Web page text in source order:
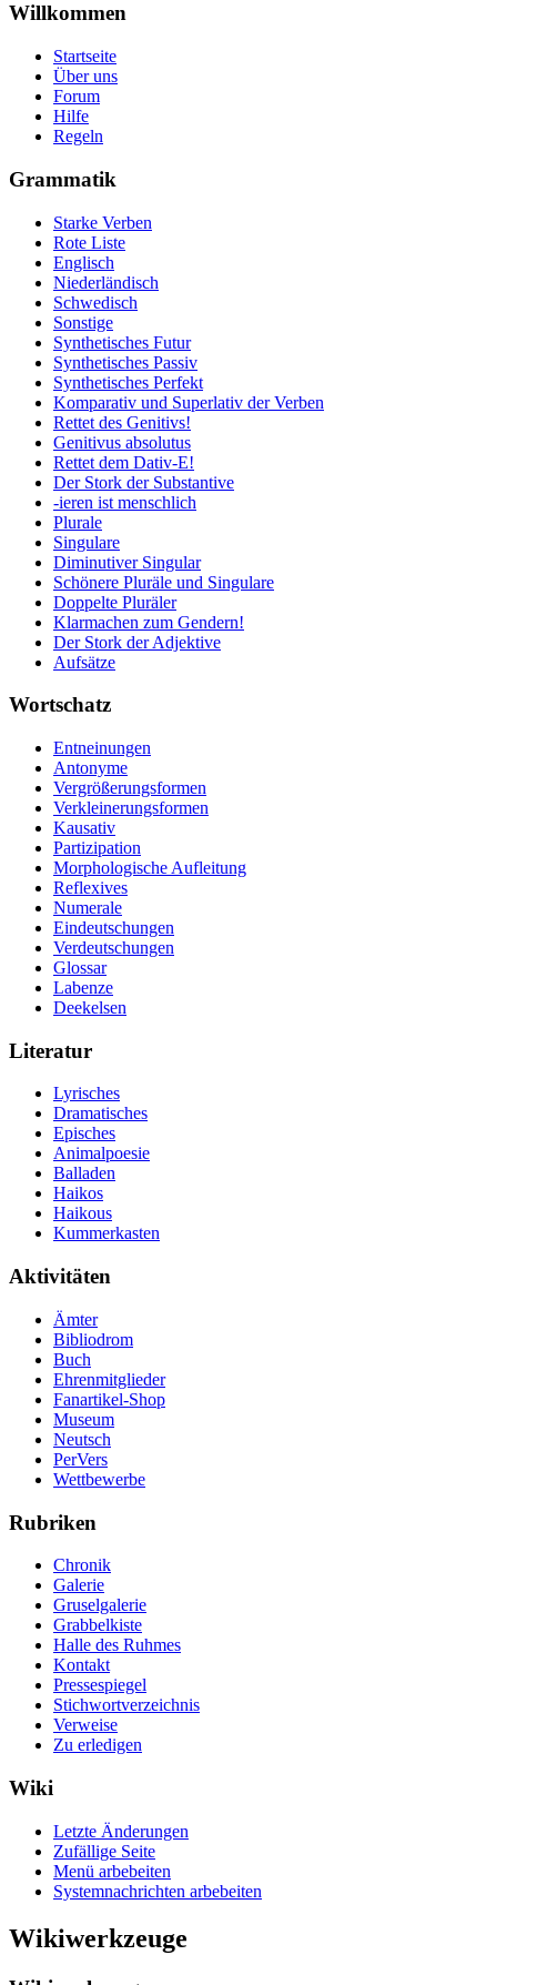
Willkommen
Startseite
Über uns
Forum
Hilfe
Regeln
Grammatik
Starke Verben
Rote Liste
Englisch
Niederländisch
Schwedisch
Sonstige
Synthetisches Futur
Synthetisches Passiv
Synthetisches Perfekt
Komparativ und Superlativ der Verben
Rettet des Genitivs!
Genitivus absolutus
Rettet dem Dativ-E!
Der Stork der Substantive
-ieren ist menschlich
Plurale
Singulare
Diminutiver Singular
Schönere Pluräle und Singulare
Doppelte Pluräler
Klarmachen zum Gendern!
Der Stork der Adjektive
Aufsätze
Wortschatz
Entneinungen
Antonyme
Vergrößerungsformen
Verkleinerungsformen
Kausativ
Partizipation
Morphologische Aufleitung
Reflexives
Numerale
Eindeutschungen
Verdeutschungen
Glossar
Labenze
Deekelsen
Literatur
Lyrisches
Dramatisches
Episches
Animalpoesie
Balladen
Haikos
Haikous
Kummerkasten
Aktivitäten
Ämter
Bibliodrom
Buch
Ehrenmitglieder
Fanartikel-Shop
Museum
Neutsch
PerVers
Wettbewerbe
Rubriken
Chronik
Galerie
Gruselgalerie
Grabbelkiste
Halle des Ruhmes
Kontakt
Pressespiegel
Stichwortverzeichnis
Verweise
Zu erledigen
Wiki
Letzte Änderungen
Zufällige Seite
Menü arbebeiten
Systemnachrichten arbebeiten
Wikiwerkzeuge